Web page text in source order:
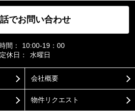
でお問い合わせ
間：
10:00-19：00
定休日：
水曜日
会社概要
物件リクエスト